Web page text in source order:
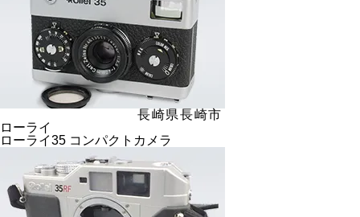
長崎県長崎市
ローライ
ローライ35 コンパクトカメラ